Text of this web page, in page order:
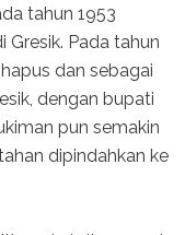
tahun 1953
Gresik. Pada tahun
dan sebagai
dengan bupati
pun semakin
dipindahkan ke